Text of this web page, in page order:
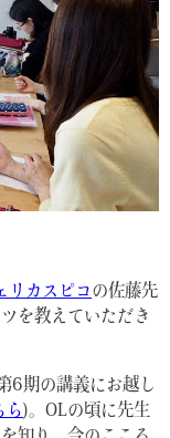
リカスピコの佐藤先
を教えていただき
6期の講義にお越し
ら)。OLの頃に先生